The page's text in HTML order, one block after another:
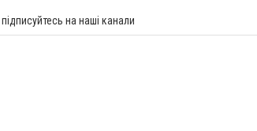
на наші канали